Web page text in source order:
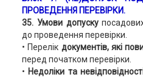
ПРОВЕДЕННЯ ПЕРЕВІРКИ.
35. Умови допуску
до проведення перевірки.
• Перелік документів, які
перед початком перевірки.
• Недоліки та